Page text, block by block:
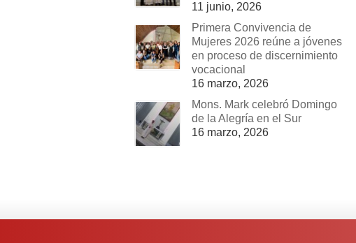
11 junio, 2026
Primera Convivencia de
Mujeres 2026 reúne a jóvenes
en proceso de discernimiento
vocacional
16 marzo, 2026
Mons. Mark celebró Domingo
de la Alegría en el Sur
16 marzo, 2026